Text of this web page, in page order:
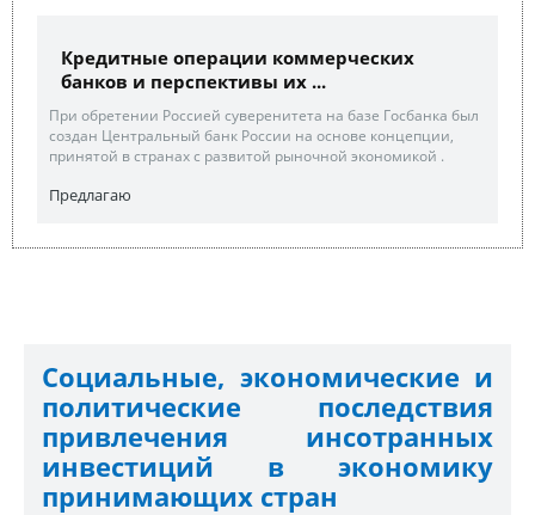
Кредитные операции коммерческих
банков и перспективы их ...
При обретении Россией суверенитета на базе Госбанка был
создан Центральный банк России на основе концепции,
принятой в странах с развитой рыночной экономикой .
Предлагаю
Социальные, экономические и
политические последствия
привлечения инсотранных
инвестиций в экономику
принимающих стран